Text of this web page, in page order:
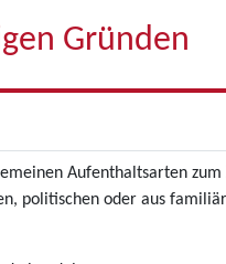
Gründen
Aufenthaltsarten zum
politischen oder aus